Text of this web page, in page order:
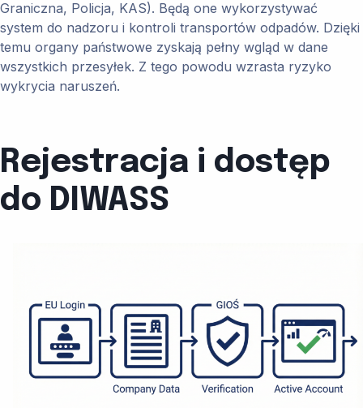
Graniczna, Policja, KAS). Będą one wykorzystywać
system do nadzoru i kontroli transportów odpadów. Dzięki
temu organy państwowe zyskają pełny wgląd w dane
wszystkich przesyłek. Z tego powodu wzrasta ryzyko
wykrycia naruszeń.
Rejestracja i dostęp
do DIWASS